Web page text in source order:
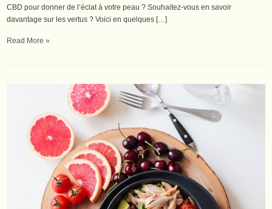
CBD pour donner de l’éclat à votre peau ? Souhaitez-vous en savoir
davantage sur les vertus ? Voici en quelques […]
Read More »